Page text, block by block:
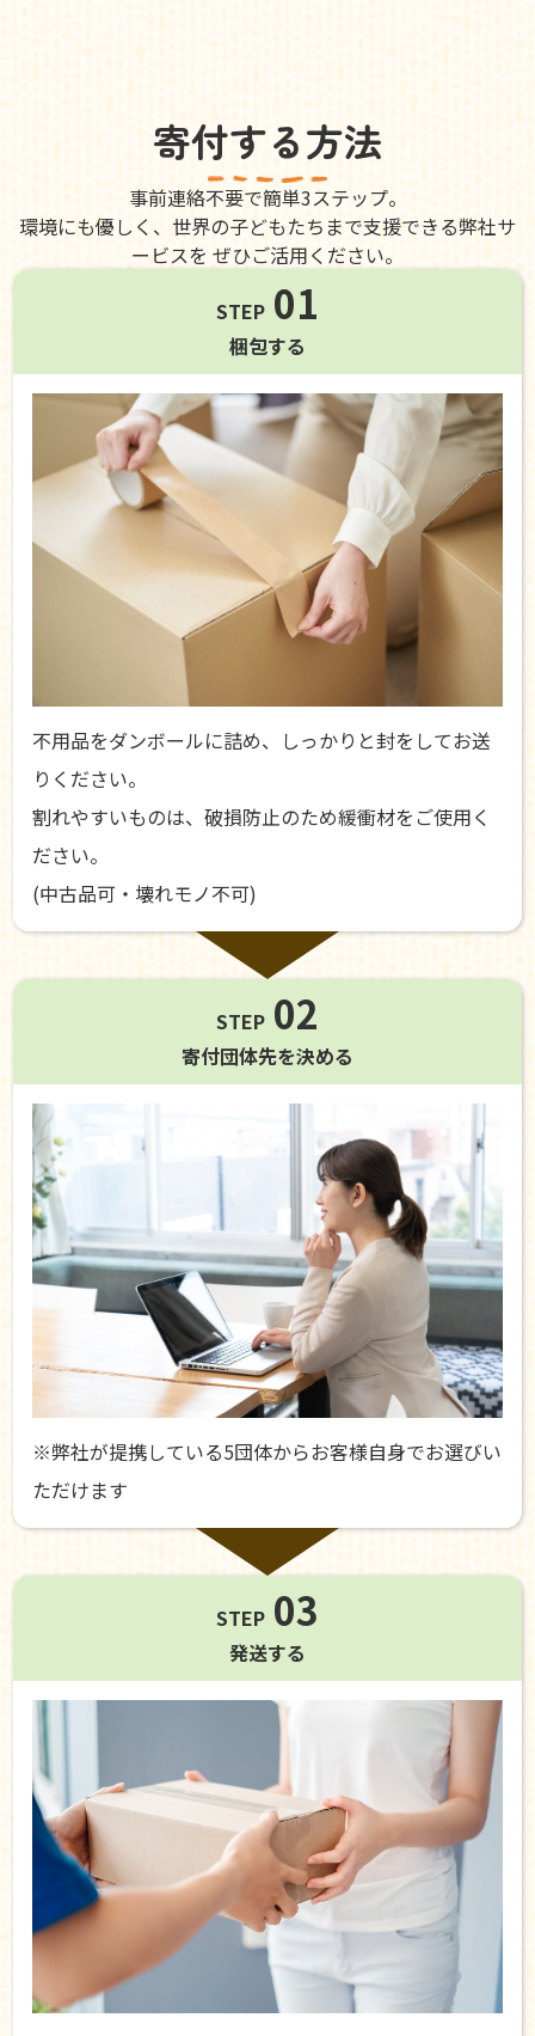
寄付する方法
事前連絡不要で簡単3ステップ。
環境にも優しく、世界の子どもたちまで支援できる弊社サ
ービスを ぜひご活用ください。
STEP 01
梱包する
不用品をダンボールに詰め、しっかりと封をしてお送
りください。
割れやすいものは、破損防止のため緩衝材をご使用く
ださい。
(中古品可・壊れモノ不可)
STEP 02
寄付団体先を決める
※弊社が提携している5団体からお客様自身でお選びい
ただけます
STEP 03
発送する